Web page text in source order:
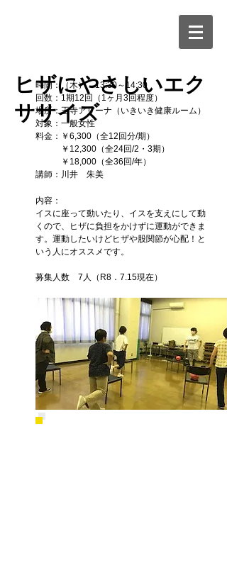
​ヒザにやさしいエク
ササイズ
時間：（木） 13:30～14:30
回数：1期12回（1ヶ月3回程度）
場所：王寺アリーナ（いきいき健康ルーム）
対象：一般女性
料金：￥6,300（全12回分/期）
￥12,300（全24回/2・3期）
￥18,000（全36回/年）
講師：川井 朱美
内容：
イスに座って動いたり、イスを支えにして動
くので、ヒザに負担をかけずに運動ができま
す。運動したいけどヒザや股関節が心配！と
いう人にオススメです。
募集人数 7 人（R8．7.15現在）